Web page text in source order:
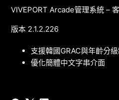
VIVEPORT Arcade管理系統 –
版本 2.1.2.226
支援韓國GRAC與年齡分
優化簡體中文字串介面